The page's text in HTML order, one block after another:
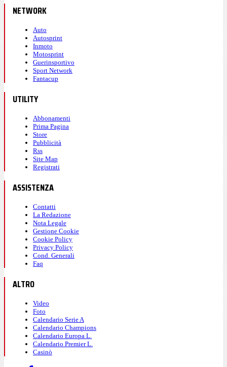
NETWORK
Auto
Autosprint
Inmoto
Motosprint
Guerinsportivo
Sport Network
Fantacup
UTILITY
Abbonamenti
Prima Pagina
Store
Pubblicità
Rss
Site Map
Registrati
ASSISTENZA
Contatti
La Redazione
Nota Legale
Gestione Cookie
Cookie Policy
Privacy Policy
Cond. Generali
Faq
ALTRO
Video
Foto
Calendario Serie A
Calendario Champions
Calendario Europa L.
Calendario Premier L.
Casinò